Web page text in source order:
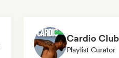
Playlist Curator